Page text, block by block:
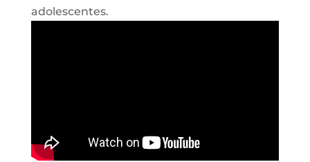
adolescentes.